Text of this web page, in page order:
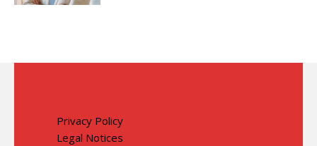
Privacy Policy
Legal Notices